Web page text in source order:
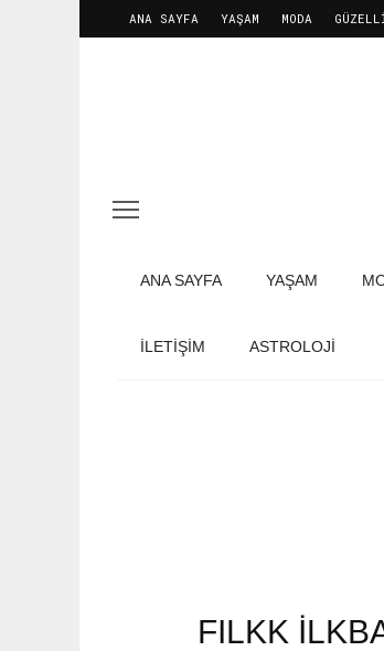
ANA SAYFA YAŞAM MODA
ANA SAYFA YAŞAM
İLETIŞIM ASTROLOJİ
FILKK